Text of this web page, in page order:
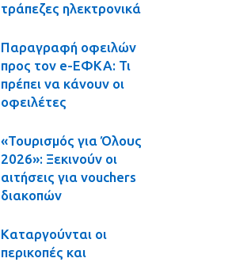
τράπεζες ηλεκτρονικά
Παραγραφή οφειλών
προς τον e-ΕΦΚΑ: Τι
πρέπει να κάνουν οι
οφειλέτες
«Τουρισμός για Όλους
2026»: Ξεκινούν οι
αιτήσεις για vouchers
διακοπών
Καταργούνται οι
περικοπές και